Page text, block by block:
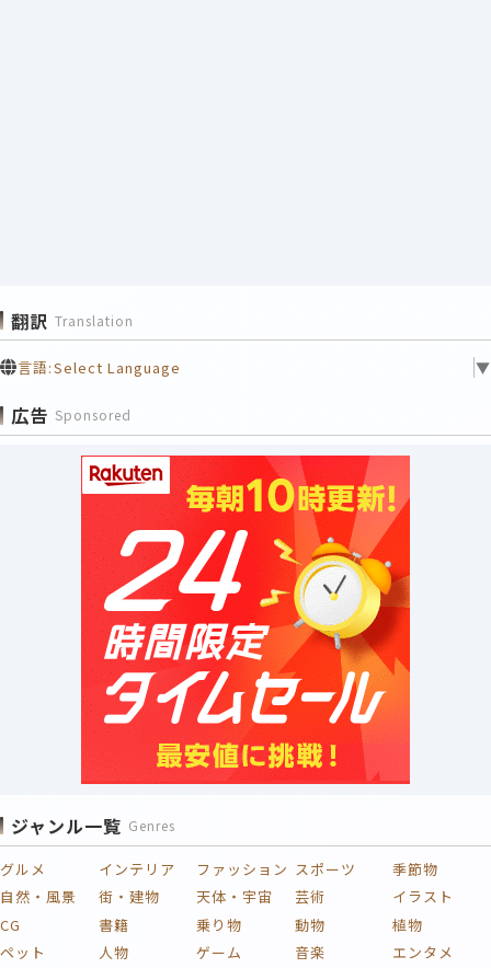
翻訳 Translation
言語:Select Language ▼
広告 Sponsored
ジャンル一覧 Genres
グルメ インテリア ファッション スポーツ
季節物
自然・風景
街・建物 天体・宇宙 芸術
イラスト
CG
書籍 乗り物 動物
植物
ペット
人物 ゲーム 音楽
エンタメ